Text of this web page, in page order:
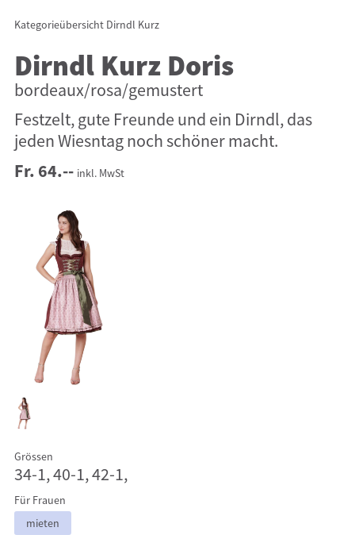
Kategorieübersicht Dirndl Kurz
Dirndl Kurz Doris
bordeaux/rosa/gemustert
Festzelt, gute Freunde und ein Dirndl, das
jeden Wiesntag noch schöner macht.
Fr. 64.-- inkl. MwSt
Grössen
34-1, 40-1, 42-1,
Für Frauen
mieten